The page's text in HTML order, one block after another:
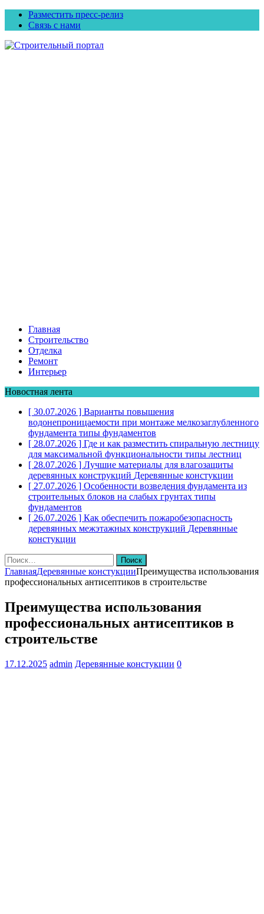
Разместить пресс-релиз
Связь с нами
Главная
Строительство
Отделка
Ремонт
Интерьер
Новостная лента
[ 30.07.2026 ] Варианты повышения
водонепроницаемости при монтаже мелкозаглубленного
фундамента типы фундаментов
[ 28.07.2026 ] Где и как разместить спиральную лестницу
для максимальной функциональности типы лестниц
[ 28.07.2026 ] Лучшие материалы для влагозащиты
деревянных конструкций Деревянные констукции
[ 27.07.2026 ] Особенности возведения фундамента из
строительных блоков на слабых грунтах типы
фундаментов
[ 26.07.2026 ] Как обеспечить пожаробезопасность
деревянных межэтажных конструкций Деревянные
констукции
Найти:
ГлавнаяДеревянные констукцииПреимущества использования
профессиональных антисептиков в строительстве
Преимущества использования
профессиональных антисептиков в
строительстве
17.12.2025 admin Деревянные констукции 0